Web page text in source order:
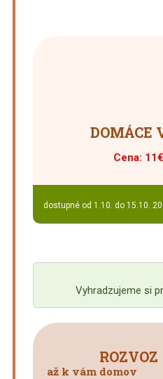
DOMÁCE
Cena:
dostupné od 1.10. do 15.10.
Vyhradzujeme si
ROZVOZ
až k vám domov